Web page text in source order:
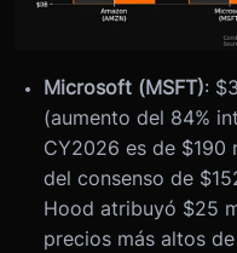
Microsoft (MSFT):
(aumento del 84%
CY2026 es de $190
del consenso de
Hood atribuyó $25
precios más altos